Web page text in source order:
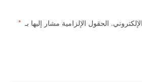
الحقول الإلزامية مشار إليها بـ *